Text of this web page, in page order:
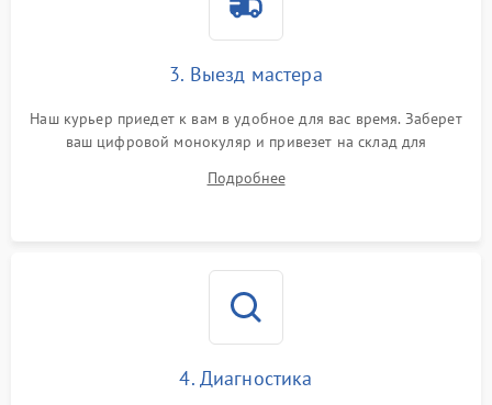
3. Выезд мастера
Наш курьер приедет к вам в удобное для вас время. Заберет
ваш цифровой монокуляр и привезет на склад для
Подробнее
4. Диагностика